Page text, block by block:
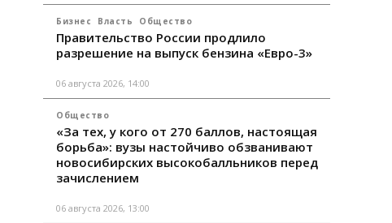
Бизнес Власть Общество
Правительство России продлило
разрешение на выпуск бензина «Евро-3»
06 августа 2026, 14:00
Общество
«За тех, у кого от 270 баллов, настоящая
борьба»: вузы настойчиво обзванивают
новосибирских высокобалльников перед
зачислением
06 августа 2026, 13:00